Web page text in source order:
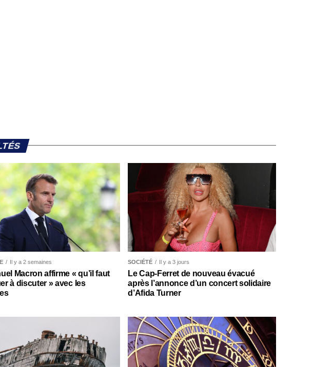
Il y a 2 semaines
Macron affirme « qu’il faut
à discuter » avec les
SOCIÉTÉ Il y a 3 jours
Le Cap-Ferret de nouveau évacué
après l’annonce d’un concert solidaire
d’Afida Turner